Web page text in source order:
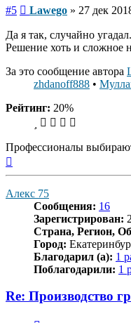
#5 Сообщение
Lawego » 27 дек
Да я так, случайно
Решение хоть и сложное
За это сообщение автора
zhdanoff888 •
Рейтинг: 20%
Профессионалы
Алекс 75
Сообщения: 16
Зарегистрирован:
Страна, Регион,
Город:
Благодарил (а): 1
Поблагодарили: 1
Re: Производство